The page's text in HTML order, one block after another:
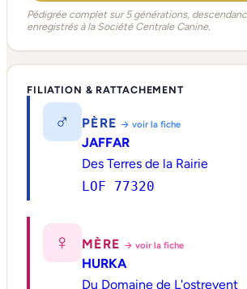
Pédigrée complet sur 5 générations,
enregistrés à la Société Centrale Canine.
FILIATION & RATTACHEMENT
♂ PÈRE → voir la fiche
JAFFAR
Des Terres de la Rairie
LOF 77320
♀ MÈRE → voir la fiche
HURKA
Du Domaine de L'ostrevent